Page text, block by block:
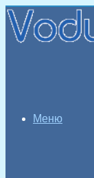
Меню